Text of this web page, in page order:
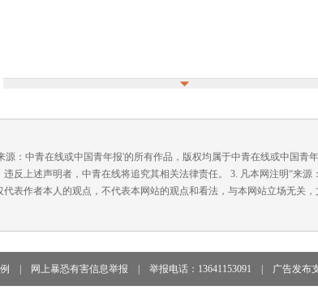
：中青在线或中国青年报'的所有作品，版权均属于中青在线或中国
反上述声明者，中青在线将追究其相关法律责任。 3. 凡本网注明“来
表作者本人的观点，不代表本网站的观点和看法，与本网站立场无关
网上暴恐有害信息举报 举报电话：13641153091 广告发布